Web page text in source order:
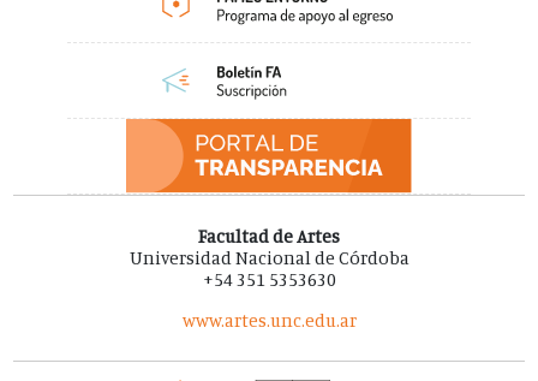
Facultad de Artes
Universidad Nacional de Córdoba
+54 351 5353630
www.artes.unc.edu.ar